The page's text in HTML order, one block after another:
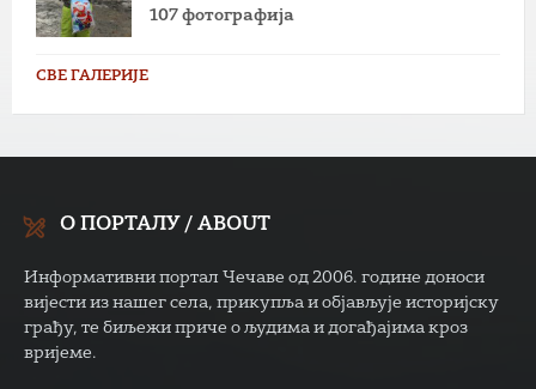
107 фотографија
СВЕ ГАЛЕРИЈЕ
О ПОРТАЛУ / ABOUT
Информативни портал Чечаве од 2006. године доноси
вијести из нашег села, прикупља и објављује историјску
грађу, те биљежи приче о људима и догађајима кроз
вријеме.